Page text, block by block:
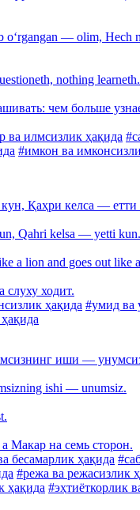
o‘rgangan — olim, Hech
nothing learneth.
чем больше
ва илмсизлик ҳақида
#имкон ва
Қаҳри келса — етти
Qahri kelsa — yetti kun.
a lion and goes out like
слуху ходит.
ҳақида #умид ва
иши —
ishi — unumsiz.
Макар на семь сторон.
бесамарлик ҳақида
#режа ва режасизлик
ҳақида #эҳтиёткорлик